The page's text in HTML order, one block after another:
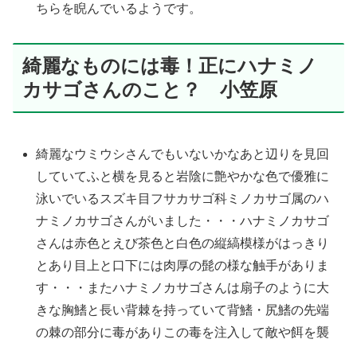
ちらを睨んでいるようです。
綺麗なものには毒！正にハナミノ
カサゴさんのこと？ 小笠原
綺麗なウミウシさんでもいないかなあと辺りを見回
していてふと横を見ると岩陰に艶やかな色で優雅に
泳いでいるスズキ目フサカサゴ科ミノカサゴ属のハ
ナミノカサゴさんがいました・・・ハナミノカサゴ
さんは赤色とえび茶色と白色の縦縞模様がはっきり
とあり目上と口下には肉厚の髭の様な触手がありま
す・・・またハナミノカサゴさんは扇子のように大
きな胸鰭と長い背棘を持っていて背鰭・尻鰭の先端
の棘の部分に毒がありこの毒を注入して敵や餌を襲